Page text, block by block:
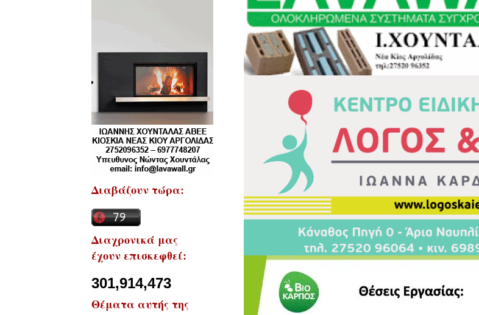
Διαβάζουν τώρα:
Διαχρονικά μας
έχουν επισκεφθεί:
301,914,473
Θέματα αυτής της